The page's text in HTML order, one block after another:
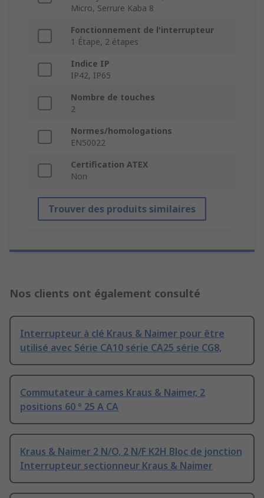
Micro, Serrure Kaba 8
Fonctionnement de l'interrupteur
1 Étape, 2 étapes
Indice IP
IP42, IP65
Nombre de touches
2
Normes/homologations
EN50022
Certification ATEX
Non
Trouver des produits similaires
Nos clients ont également consulté
Interrupteur à clé Kraus & Naimer pour être
utilisé avec Série CA10 série CA25 série CG8,
Commutateur à cames Kraus & Naimer, 2
positions 60 ° 25 A CA
Kraus & Naimer 2 N/O, 2 N/F K2H Bloc de jonction
Interrupteur sectionneur Kraus & Naimer